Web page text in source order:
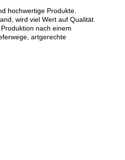
hochwertige Produkte.
wird viel Wert auf Qualität
nach einem
artgerechte